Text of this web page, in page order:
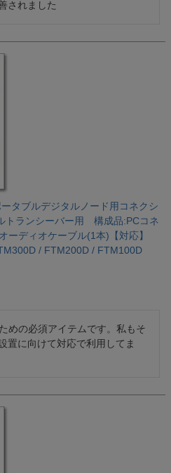
されました
タブルデジタルノード用コネクシ
トランシーバー用 構成品:PCコネ
ーディオケーブル(1本)【対応】
/ FTM200D / FTM100D
めの必須アイテムです。私もそ
置に向けて対応で利用してま